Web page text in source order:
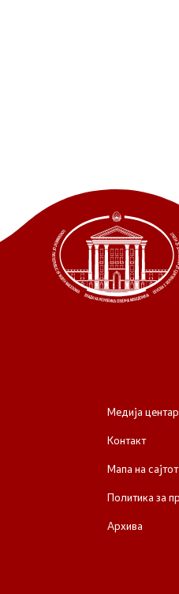
Медија центар
Контакт
Мапа на сајтот
Политика за
Архива